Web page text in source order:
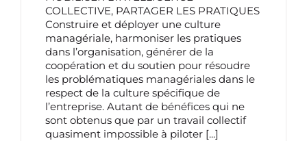
COLLECTIVE, PARTAGER LES PRATIQUES
Construire et déployer une culture
managériale, harmoniser les pratiques
dans l’organisation, générer de la
coopération et du soutien pour résoudre
les problématiques managériales dans le
respect de la culture spécifique de
l’entreprise. Autant de bénéfices qui ne
sont obtenus que par un travail collectif
quasiment impossible à piloter [...]